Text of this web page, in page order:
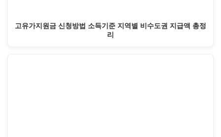
고유가지원금 신청방법 소득기준 지역별 비수도권 지급액 총정
리